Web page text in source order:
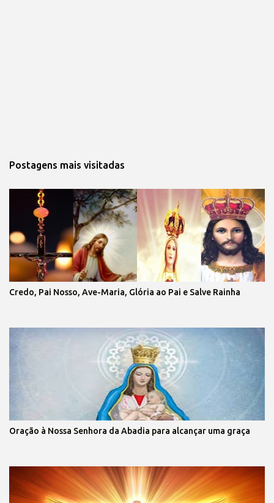
Postagens mais visitadas
Credo, Pai Nosso, Ave-Maria, Glória ao Pai e Salve Rainha
Oração à Nossa Senhora da Abadia para alcançar uma graça